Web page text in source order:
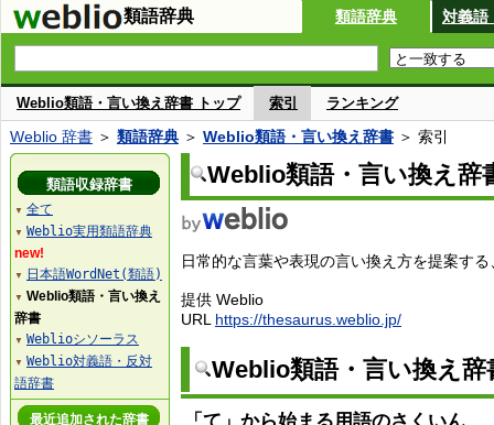
類語辞典 類語辞典 対義語
Weblio類語・言い換え辞書 トップ 索引 ランキング
Weblio 辞書 ＞ 類語辞典 ＞ Weblio類語・言い換え辞書 ＞ 索引
Weblio類語・言い換え辞
日常的な言葉や表現の言い換え方を提案す
提供 Weblio
URL https://thesaurus.weblio.jp/
Weblio類語・言い換え
「て」から始まる用語のさくいん
類語収録辞書
▼ 全て
▼ Weblio実用類語辞典
new!
▼ 日本語WordNet(類語)
▼ Weblio類語・言い換え
辞書
▼ Weblioシソーラス
▼ Weblio対義語・反対
語辞書
最近追加された辞書